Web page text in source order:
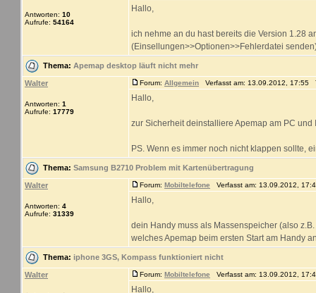
Antworten: 10
Aufrufe: 54164
Hallo,
ich nehme an du hast bereits die Version 1.28
(Einsellungen>>Optionen>>Fehlerdatei
Thema: Apemap desktop läuft nicht mehr
Walter
Antworten: 1
Aufrufe: 17779
Forum: Allgemein Verfasst am: 13.09.2012, 17:55
Hallo,
zur Sicherheit deinstalliere Apemap am PC
PS. Wenn es immer noch nicht klappen sollte,
Thema: Samsung B2710 Problem mit Kartenübertragung
Walter
Antworten: 4
Aufrufe: 31339
Forum: Mobiltelefone Verfasst am: 13.09.2012,
Hallo,
dein Handy muss als Massenspeicher (also
welches Apemap beim ersten Start am Handy
Thema: iphone 3GS, Kompass funktioniert nicht
Walter Forum: Mobiltelefone Verfasst am: 13.09.2012,
Hallo,